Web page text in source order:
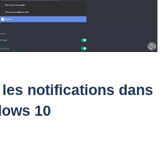
notifications dans
10